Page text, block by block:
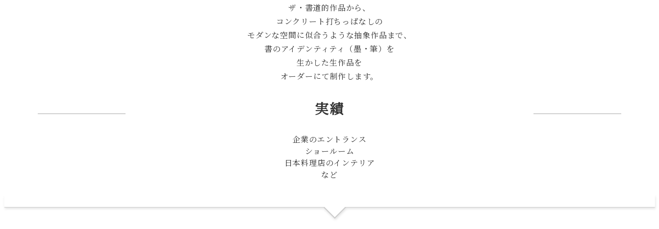
ザ・書道的作品から、
コンクリート打ちっぱなしの
モダンな空間に似合うような抽象作品まで、
書のアイデンティティ（墨・筆）を
生かした生作品を
オーダーにて制作します。
実績
企業のエントランス
ショールーム
日本料理店のインテリア
など